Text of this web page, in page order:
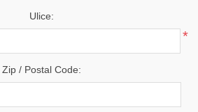
Ulice:
*
Zip / Postal Code: